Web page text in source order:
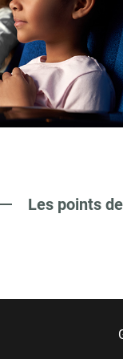
Les points